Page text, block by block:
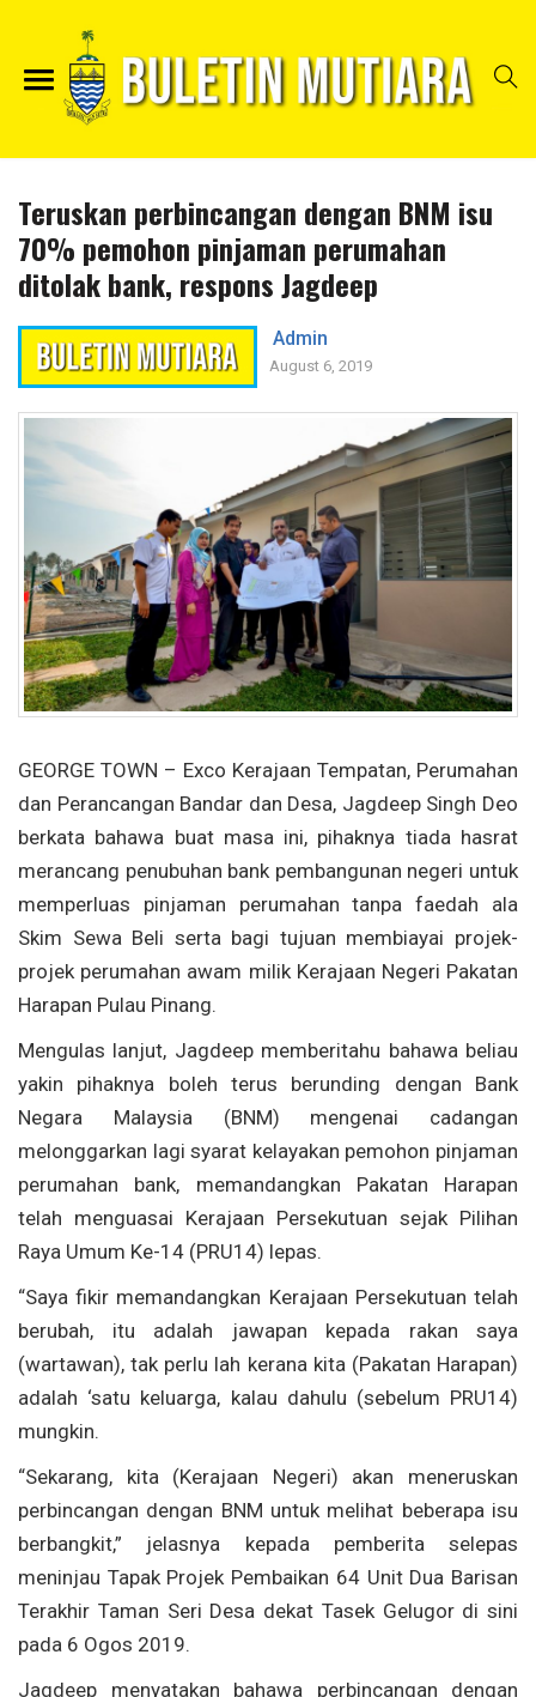
Teruskan perbincangan dengan BNM isu
70% pemohon pinjaman perumahan
ditolak bank, respons Jagdeep
Admin
August 6, 2019
GEORGE TOWN – Exco Kerajaan Tempatan, Perumahan
dan Perancangan Bandar dan Desa, Jagdeep Singh Deo
berkata bahawa buat masa ini, pihaknya tiada hasrat
merancang penubuhan bank pembangunan negeri untuk
memperluas pinjaman perumahan tanpa faedah ala
Skim Sewa Beli serta bagi tujuan membiayai projek-
projek perumahan awam milik Kerajaan Negeri Pakatan
Harapan Pulau Pinang.
Mengulas lanjut, Jagdeep memberitahu bahawa beliau
yakin pihaknya boleh terus berunding dengan Bank
Negara Malaysia (BNM) mengenai cadangan
melonggarkan lagi syarat kelayakan pemohon pinjaman
perumahan bank, memandangkan Pakatan Harapan
telah menguasai Kerajaan Persekutuan sejak Pilihan
Raya Umum Ke-14 (PRU14) lepas.
“Saya fikir memandangkan Kerajaan Persekutuan telah
berubah, itu adalah jawapan kepada rakan saya
(wartawan), tak perlu lah kerana kita (Pakatan Harapan)
adalah ‘satu keluarga, kalau dahulu (sebelum PRU14)
mungkin.
“Sekarang, kita (Kerajaan Negeri) akan meneruskan
perbincangan dengan BNM untuk melihat beberapa isu
berbangkit,” jelasnya kepada pemberita selepas
meninjau Tapak Projek Pembaikan 64 Unit Dua Barisan
Terakhir Taman Seri Desa dekat Tasek Gelugor di sini
pada 6 Ogos 2019.
Jagdeep menyatakan bahawa perbincangan dengan